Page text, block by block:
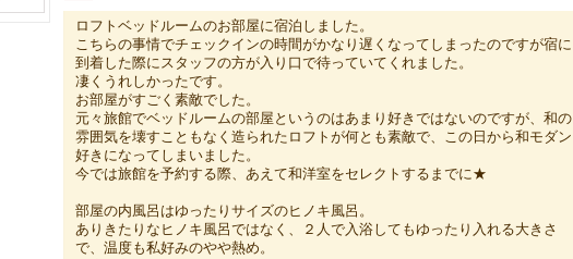
ロフトベッドルームのお部屋に宿泊しました。
こちらの事情でチェックインの時間がかなり遅くなってしまったのですが宿に
到着した際にスタッフの方が入り口で待っていてくれました。
凄くうれしかったです。
お部屋がすごく素敵でした。
元々旅館でベッドルームの部屋というのはあまり好きではないのですが、和の
雰囲気を壊すこともなく造られたロフトが何とも素敵で、この日から和モダン
好きになってしまいました。
今では旅館を予約する際、あえて和洋室をセレクトするまでに★
部屋の内風呂はゆったりサイズのヒノキ風呂。
ありきたりなヒノキ風呂ではなく、２人で入浴してもゆったり入れる大きさ
で、温度も私好みのやや熱め。